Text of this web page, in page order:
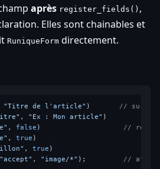
après register_fields() ,
Elles sont chainables et
RuniqueForm directement.
"Titre de l'article" ) //
, "Ex : Mon article" )
, false ) //
, true )
, true )
"accept" , "image/*" ); //